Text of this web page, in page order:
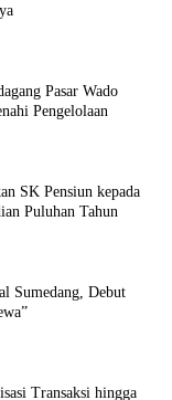
Pasar Wado
Pengelolaan
SK Pensiun kepada
Puluhan Tahun
Sumedang, Debut
Transaksi hingga